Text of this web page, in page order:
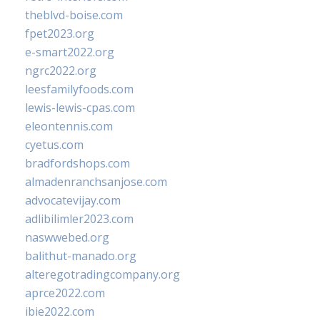
theblvd-boise.com
fpet2023.org
e-smart2022.org
ngrc2022.org
leesfamilyfoods.com
lewis-lewis-cpas.com
eleontennis.com
cyetus.com
bradfordshops.com
almadenranchsanjose.com
advocatevijay.com
adlibilimler2023.com
naswwebed.org
balithut-manado.org
alteregotradingcompany.org
aprce2022.com
ibie2022.com